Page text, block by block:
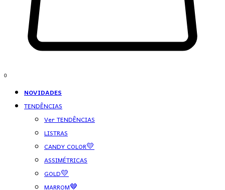
0
NOVIDADES
TENDÊNCIAS
Ver TENDÊNCIAS
LISTRAS
CANDY COLOR💛
ASSIMÉTRICAS
GOLD💛